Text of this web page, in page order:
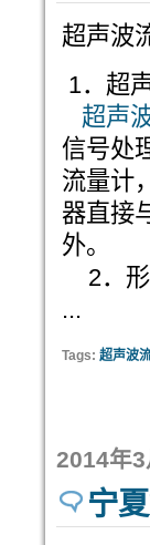
超声波
1．超
超声
信号处
流量计
器直接
外。
2．
...
Tags: 超声波
2014年3
宁